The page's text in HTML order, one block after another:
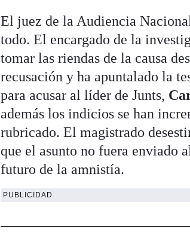
El juez de la Audiencia
todo. El encargado de la
tomar las riendas de la causa
recusación y ha apuntalado la
para acusar al líder de Junts,
además los indicios se han
rubricado. El magistrado
que el asunto no fuera enviado
futuro de la amnistía.
PUBLICIDAD